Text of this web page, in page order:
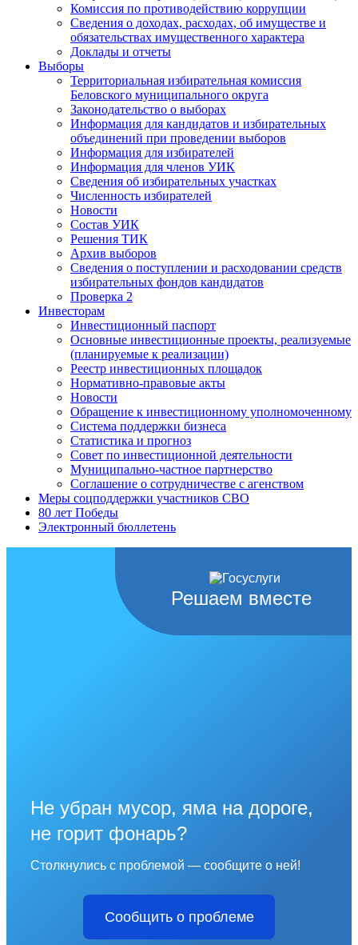
Комиссия по противодействию коррупции
Сведения о доходах, расходах, об имуществе и
обязательствах имущественного характера
Доклады и отчеты
Выборы
Территориальная избирательная комиссия
Беловского муниципального округа
Законодательство о выборах
Информация для кандидатов и избирательных
объединений при проведении выборов
Информация для избирателей
Информация для членов УИК
Сведения об избирательных участках
Численность избирателей
Новости
Состав УИК
Решения ТИК
Архив выборов
Сведения о поступлении и расходовании средств
избирательных фондов кандидатов
Проверка 2
Инвесторам
Инвестиционный паспорт
Основные инвестиционные проекты, реализуемые
(планируемые к реализации)
Реестр инвестиционных площадок
Нормативно-правовые акты
Новости
Обращение к инвестиционному уполномоченному
Система поддержки бизнеса
Статистика и прогноз
Совет по инвестиционной деятельности
Муниципально-частное партнерство
Соглашение о сотрудничестве с агенством
Меры соцподдержки участников СВО
80 лет Победы
Электронный бюллетень
Решаем вместе
Не убран мусор, яма на дороге,
не горит фонарь?
Столкнулись с проблемой — сообщите о ней!
Сообщить о проблеме